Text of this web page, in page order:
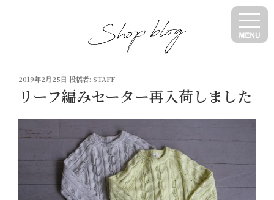
投
稿
日:
2019年2月25日 投稿者: STAFF
リーフ編みセーター再入荷しました